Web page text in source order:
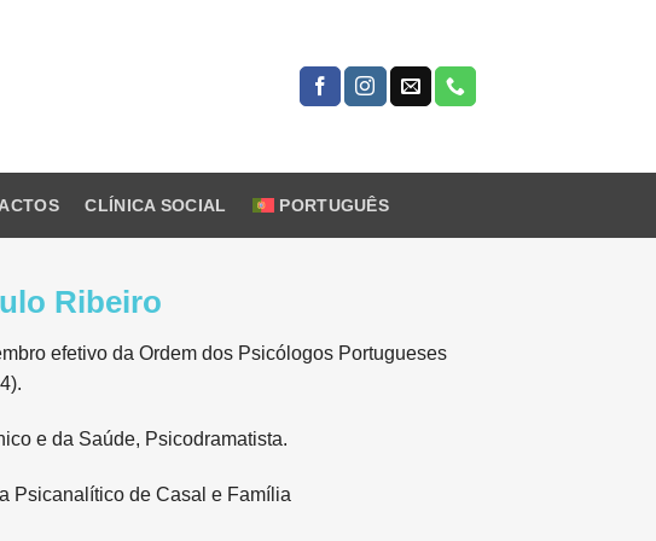
CLÍNICA SOCIAL PORTUGUÊS
Ribeiro
efetivo da Ordem dos Psicólogos Portugueses
e da Saúde, Psicodramatista.
Psicanalítico de Casal e Família